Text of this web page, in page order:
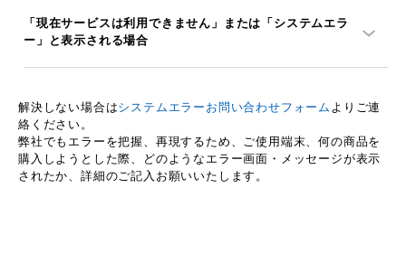
「現在サービスは利用できません」または「システムエラ
ー」と表示される場合
解決しない場合はシステムエラーお問い合わせフォーム よりご連
絡ください。
弊社でもエラーを把握、再現するため、ご使用端末、何の商品を
購入しようとした際、
どのようなエラー画面・メッセージが表示
されたか、詳細のご記入お願いいたします。